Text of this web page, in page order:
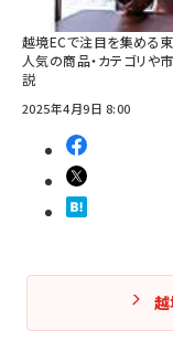
越境ECで注目を集める東
人気の商品・カテゴリや
説
2025年4月9日 8:00